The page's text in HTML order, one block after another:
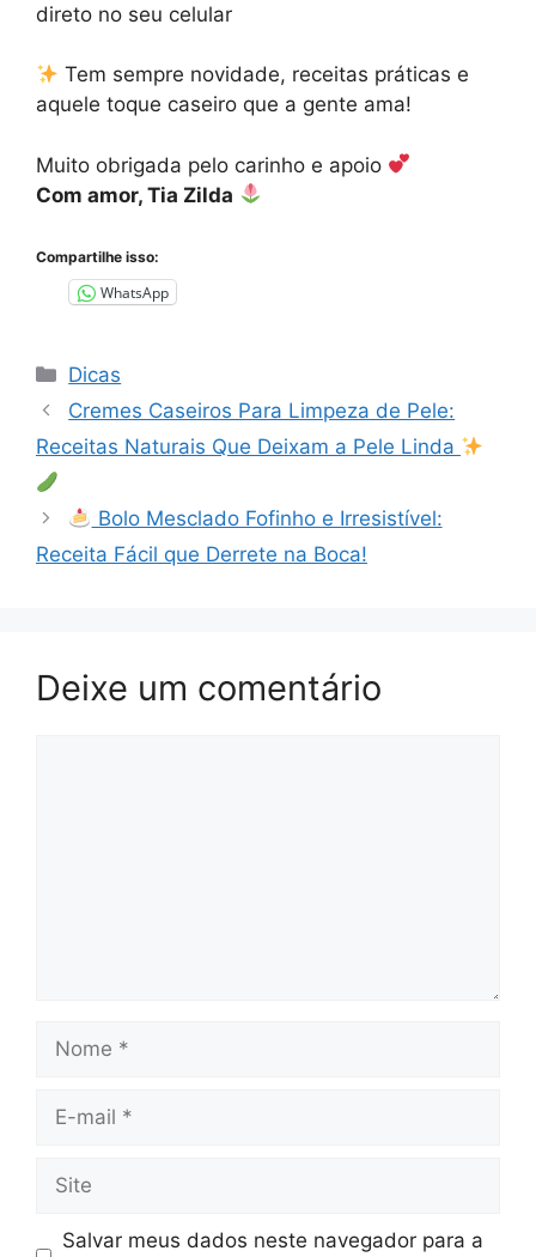
direto no seu celular
Tem sempre novidade, receitas práticas e
aquele toque caseiro que a gente ama!
Muito obrigada pelo carinho e apoio
Com amor, Tia Zilda
Compartilhe isso:
WhatsApp
Categorias
Dicas
Cremes Caseiros Para Limpeza de Pele:
Receitas Naturais Que Deixam a Pele Linda
Bolo Mesclado Fofinho e Irresistível:
Receita Fácil que Derrete na Boca!
Deixe um comentário
Nome
Site
Salvar meus dados neste navegador para a